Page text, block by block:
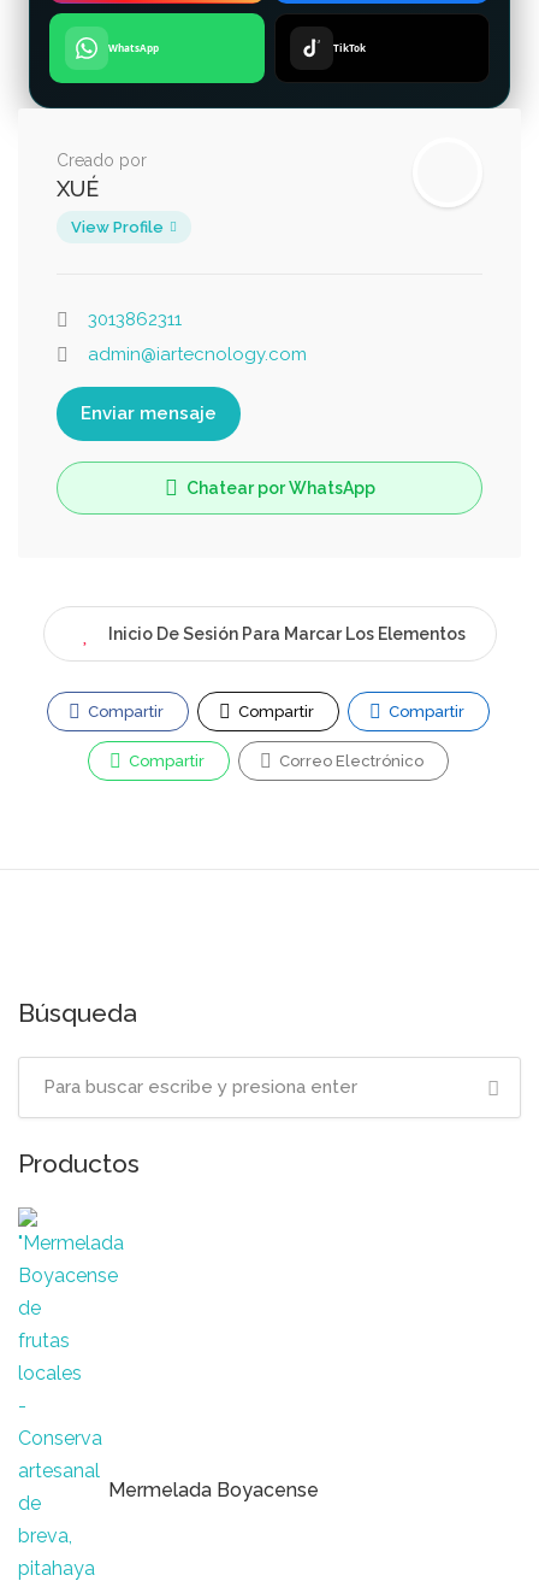
WhatsApp TikTok
Creado por
XUÉ
View Profile
3013862311
admin@iartecnology.com
Enviar mensaje
Chatear por WhatsApp
Inicio De Sesión Para Marcar Los Elementos
Compartir Compartir Compartir
Compartir Correo Electrónico
Búsqueda
Productos
Mermelada Boyacense